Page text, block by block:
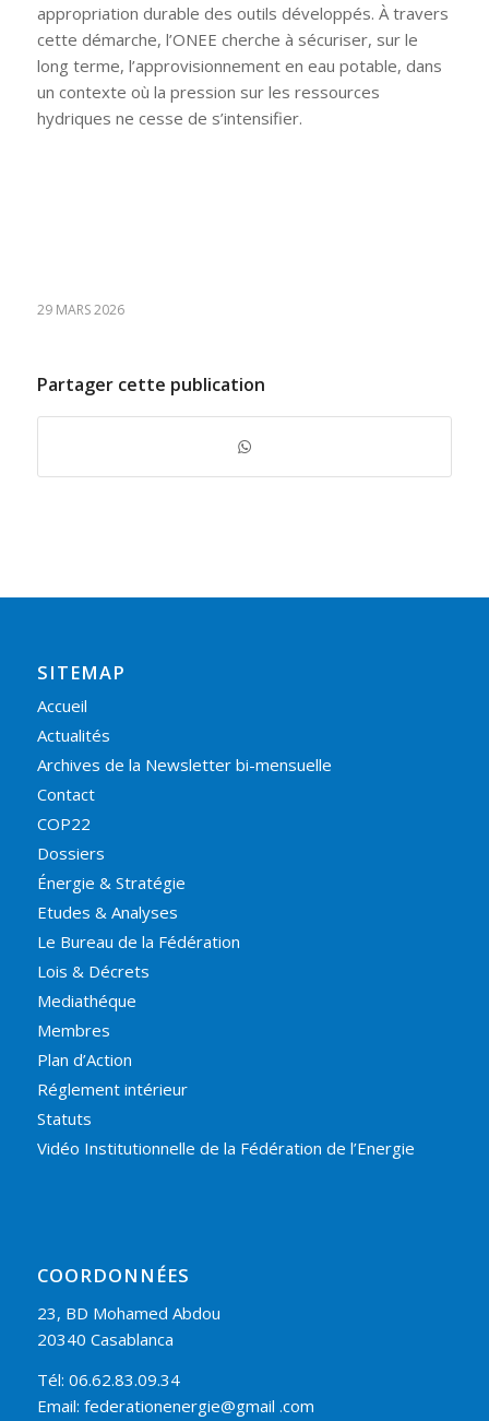
appropriation durable des outils développés. À travers
cette démarche, l’ONEE cherche à sécuriser, sur le
long terme, l’approvisionnement en eau potable, dans
un contexte où la pression sur les ressources
hydriques ne cesse de s’intensifier.
29 MARS 2026
Partager cette publication
SITEMAP
Accueil
Actualités
Archives de la Newsletter bi-mensuelle
Contact
COP22
Dossiers
Énergie & Stratégie
Etudes & Analyses
Le Bureau de la Fédération
Lois & Décrets
Mediathéque
Membres
Plan d’Action
Réglement intérieur
Statuts
Vidéo Institutionnelle de la Fédération de l’Energie
COORDONNÉES
23, BD Mohamed Abdou
20340 Casablanca
Tél: 06.62.83.09.34
Email: federationenergie@gmail .com